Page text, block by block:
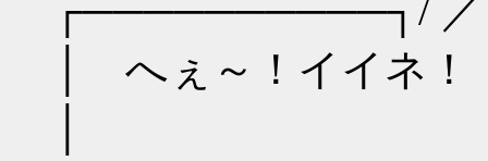
┌──────────┐/
│ へぇ～！イ